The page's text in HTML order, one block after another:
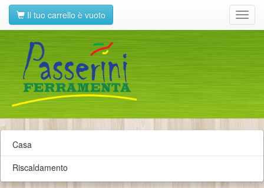
Il tuo carrello è vuoto
Casa
Riscaldamento